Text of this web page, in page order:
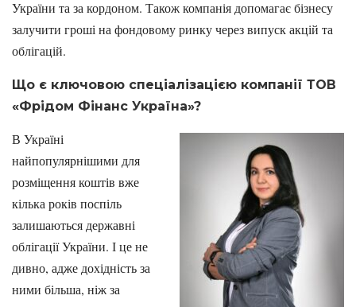
України та за кордоном. Також компанія допомагає бізнесу
залучити гроші на фондовому ринку через випуск акцій та
облігацій.
Що є ключовою спеціалізацією компанії ТОВ
«Фрідом Фінанс Україна»?
В Україні
найпопулярнішими для
розміщення коштів вже
кілька років поспіль
залишаються державні
облігації України. І це не
дивно, адже дохідність за
ними більша, ніж за